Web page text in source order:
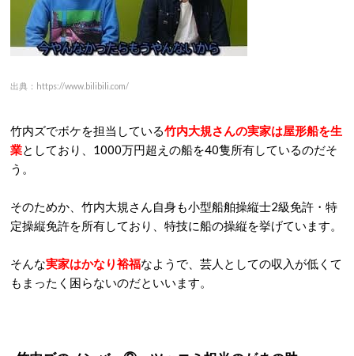
出典：https://www.bilibili.com/
竹内ズでボケを担当している竹内大規さんの実家は屋形船を生
業としており、1000万円超えの船を40隻所有しているのだそ
う。
そのためか、竹内大規さん自身も小型船舶操縦士2級免許・特
定操縦免許を所有しており、特技に船の操縦を挙げています。
そんな実家はかなり裕福なようで、芸人としての収入が低くて
もまったく困らないのだといいます。